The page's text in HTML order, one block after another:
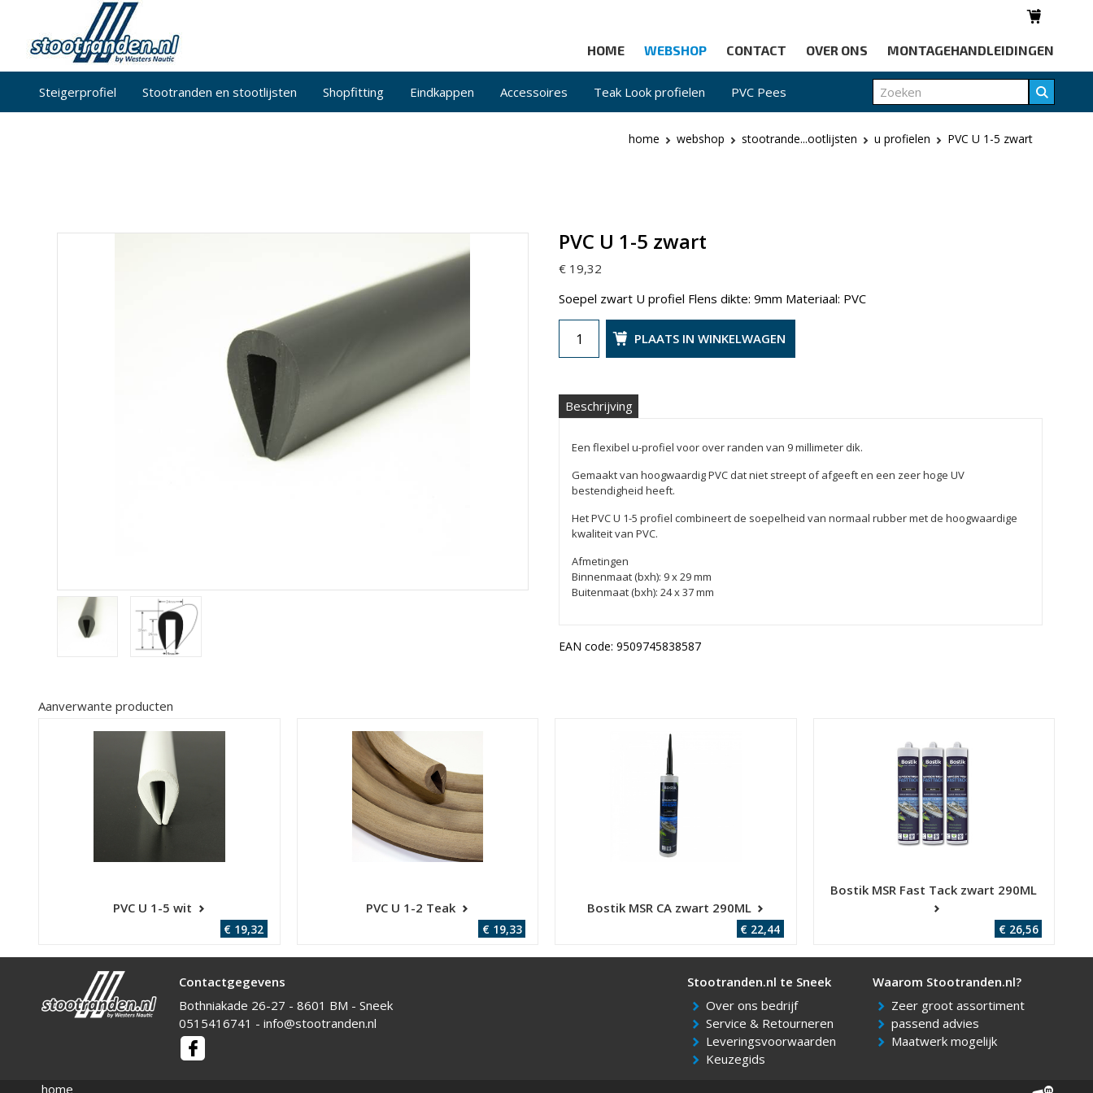
HOME WEBSHOP CONTACT OVER ONS MONTAGEHANDLEIDINGEN
Steigerprofiel Stootranden en stootlijsten Shopfitting Eindkappen Accessoires Teak Look profielen PVC Pees
home webshop stootrande...ootlijsten u profielen PVC U 1-5 zwart
PVC U 1-5 zwart
€ 19,32
Soepel zwart U profiel Flens dikte: 9mm Materiaal: PVC
PLAATS IN WINKELWAGEN
Beschrijving
Een flexibel u-profiel voor over randen van 9 millimeter dik.
Gemaakt van hoogwaardig PVC dat niet streept of afgeeft en een zeer hoge UV
bestendigheid heeft.
Het PVC U 1-5 profiel combineert de soepelheid van normaal rubber met de hoogwaardige
kwaliteit van PVC.
Afmetingen
Binnenmaat (bxh): 9 x 29 mm
Buitenmaat (bxh): 24 x 37 mm
EAN code: 9509745838587
Aanverwante producten
€ 19,32
PVC U 1-5 wit
€ 19,33
PVC U 1-2 Teak
€ 22,44
Bostik MSR CA zwart 290ML
€ 26,56
Bostik MSR Fast Tack zwart 290ML
Contactgegevens
Bothniakade 26-27 - 8601 BM - Sneek
0515416741 - info@stootranden.nl
Over ons bedrijf
Service & Retourneren
Leveringsvoorwaarden
Keuzegids
Zeer groot assortiment
passend advies
Maatwerk mogelijk
home